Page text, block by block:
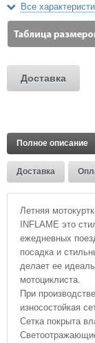
Все
Доставка
Полное описание
Доставка
Летняя
INFLAME это
ежедневных
посадка и
делает ее
мотоциклиста.
При
износостойкая
Сетка покрыта